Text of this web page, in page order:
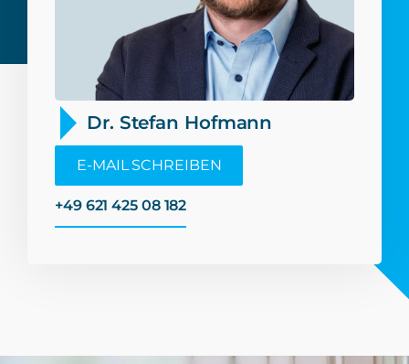
Dr. Stefan Hofmann
E-MAIL SCHREIBEN
+49 621 425 08 182